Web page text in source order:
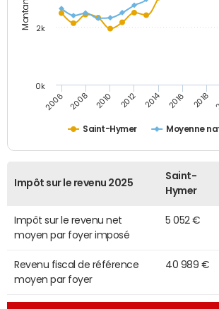
Saint-Hymer Moyenne
2006 2008 2010 2012 2014 2016 2018
0k
2k
Impôt sur le revenu 2025
Saint-
Hymer
Impôt sur le revenu net
moyen par foyer imposé
5 052 €
Revenu fiscal de référence
moyen par foyer
40 989 €